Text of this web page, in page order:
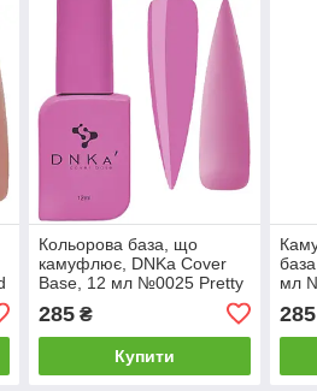
Кольорова база, що
камуфлює, DNKa Cover
Base, 12 мл №0025 Pretty
285₴
Купити
мл
285